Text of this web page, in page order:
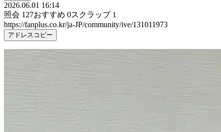
2026.06.01 16:14
照会 127おすすめ 0スクラップ 1
https://fanplus.co.kr/ja-JP/community/ive/131011973
アドレスコピー